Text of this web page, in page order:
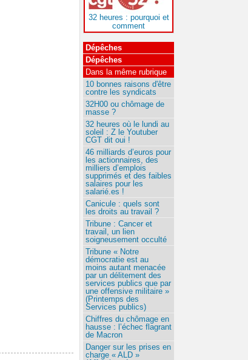
32 heures : pourquoi et
comment
Dépêches
Dépêches
Dans la même rubrique
10 bonnes raisons d'être
contre les syndicats
32H00 ou chômage de
masse ?
32 heures où le lundi au
soleil : Z le Youtuber
CGT dit oui !
46 milliards d’euros pour
les actionnaires, des
milliers d’emplois
supprimés et des faibles
salaires pour les
salarié.es !
Canicule : quels sont
les droits au travail ?
Tribune : Cancer et
travail, un lien
soigneusement occulté
Tribune « Notre
démocratie est au
moins autant menacée
par un délitement des
services publics que par
une offensive militaire »
(Printemps des
Services publics)
Chiffres du chômage en
hausse : l’échec flagrant
de Macron
Danger sur les prises en
charge « ALD »